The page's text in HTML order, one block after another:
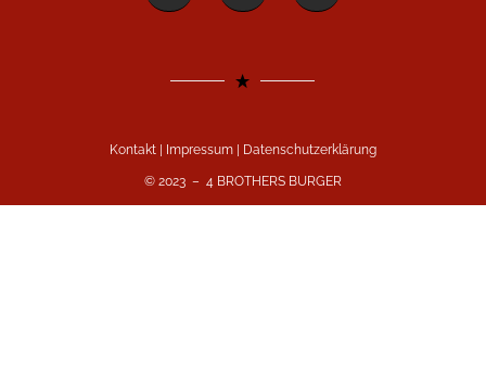
Kontakt| Impressum| Datenschutzerklärung
© 2023 – 4 BROTHERS BURGER